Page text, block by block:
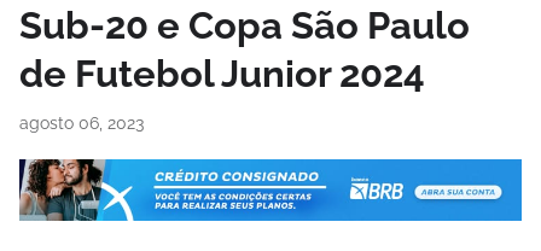
Sub-20 e Copa São Paulo
de Futebol Junior 2024
agosto 06, 2023